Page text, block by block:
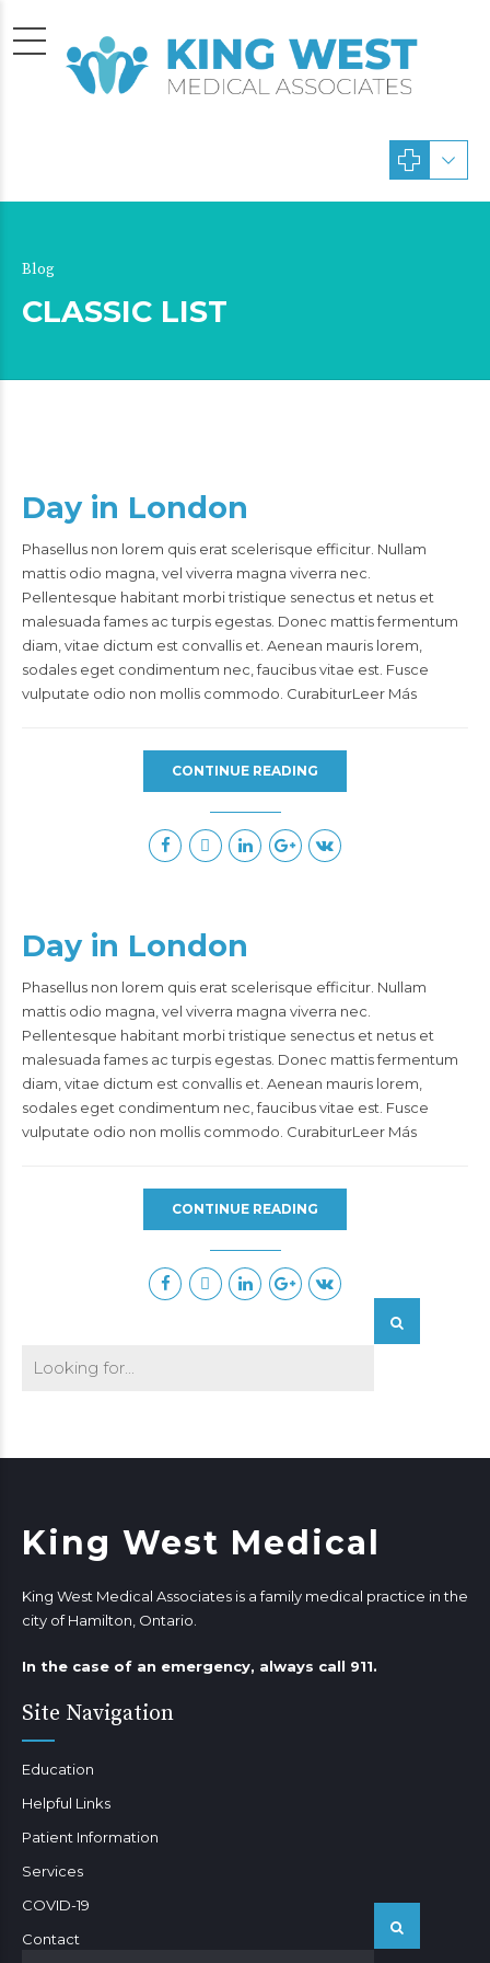
Blog
CLASSIC LIST
Day in London
Phasellus non lorem quis erat scelerisque efficitur. Nullam
mattis odio magna, vel viverra magna viverra nec.
Pellentesque habitant morbi tristique senectus et netus et
malesuada fames ac turpis egestas. Donec mattis fermentum
diam, vitae dictum est convallis et. Aenean mauris lorem,
sodales eget condimentum nec, faucibus vitae est. Fusce
vulputate odio non mollis commodo. CurabiturLeer Más
CONTINUE READING
Day in London
Phasellus non lorem quis erat scelerisque efficitur. Nullam
mattis odio magna, vel viverra magna viverra nec.
Pellentesque habitant morbi tristique senectus et netus et
malesuada fames ac turpis egestas. Donec mattis fermentum
diam, vitae dictum est convallis et. Aenean mauris lorem,
sodales eget condimentum nec, faucibus vitae est. Fusce
vulputate odio non mollis commodo. CurabiturLeer Más
CONTINUE READING
King West Medical
King West Medical Associates is a family medical practice in the
city of Hamilton, Ontario.
In the case of an emergency, always call 911.
Site Navigation
Education
Helpful Links
Patient Information
Services
COVID-19
Contact